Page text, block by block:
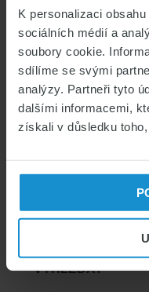
K personalizaci
sociálních médií a
soubory cookie.
sdílíme se svými
analýzy. Partneři tyto
dalšími informacemi,
získali v důsledku
Čeština pro
Podnikání
Pracovní povolení
Vízové informace
Zajímavosti
VYHLEDAT